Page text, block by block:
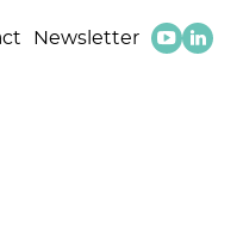
Newsletter